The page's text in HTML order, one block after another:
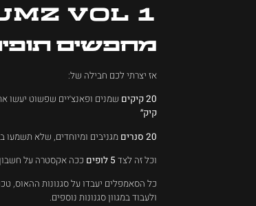
Vol 1
מחפשים
אז יצרתי לכם חבילה של:
20 קיקים
שמנים ופאנצ׳יים שפשוט יעשו
קיק״
20 סנרים
מגניבים ומיוחדים, שלא תשמעו
וכל זה לצד 5 לופים
ככה אקסטרה על
כל הסאמפלים יעבדו על סגנונות ההאוס,
ולעבוד במגוון סגנונות נוספים.